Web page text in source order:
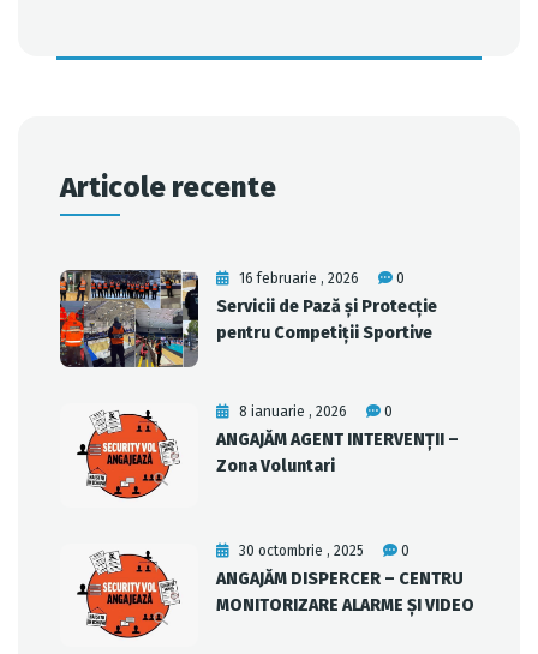
Articole recente
16 februarie , 2026 0
Servicii de Pază și Protecție
pentru Competiții Sportive
8 ianuarie , 2026 0
ANGAJĂM AGENT INTERVENȚII –
Zona Voluntari
30 octombrie , 2025 0
ANGAJĂM DISPERCER – CENTRU
MONITORIZARE ALARME ȘI VIDEO